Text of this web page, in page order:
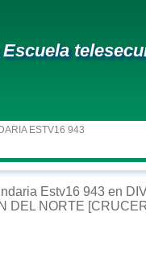
ESTV16 943
Estv16 943 en
DEL NORTE